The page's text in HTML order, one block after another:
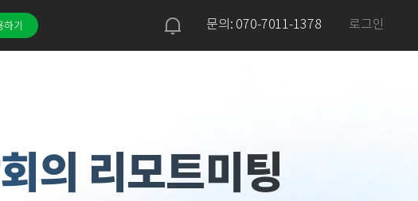
하기 문의: 070-7011-1378 로그인
의 리모트미팅